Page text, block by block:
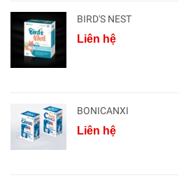
BIRD'S NEST
Liên hệ
BONICANXI
Liên hệ